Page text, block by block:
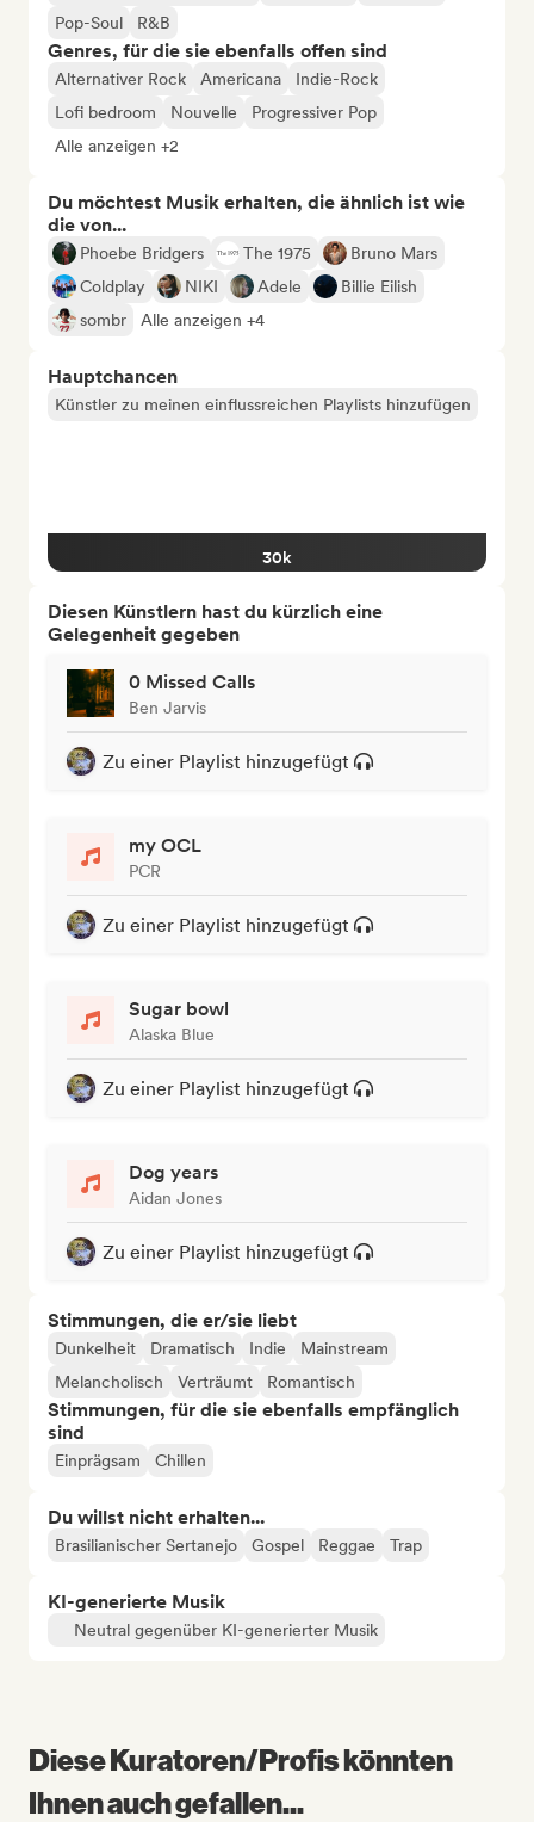
Pop-Soul
R&B
Genres, für die sie ebenfalls offen sind
Alternativer Rock Americana
Indie-Rock
Lofi bedroom
Nouvelle
Progressiver Pop
Alle anzeigen +2
Du möchtest Musik erhalten, die ähnlich ist wie
die von...
Phoebe Bridgers The 1975
Bruno Mars
Coldplay
NIKI Adele
Billie Eilish
sombr
Alle anzeigen +4
Hauptchancen
Künstler zu meinen einflussreichen Playlists hinzufügen
30k
Diesen Künstlern hast du kürzlich eine
Gelegenheit gegeben
0 Missed Calls
Ben Jarvis
Zu einer Playlist hinzugefügt
my OCL
PCR
Zu einer Playlist hinzugefügt
Sugar bowl
Alaska Blue
Zu einer Playlist hinzugefügt
Dog years
Aidan Jones
Zu einer Playlist hinzugefügt
Stimmungen, die er/sie liebt
Dunkelheit Dramatisch Indie
Mainstream
Melancholisch
Verträumt Romantisch
Stimmungen, für die sie ebenfalls empfänglich
sind
Einprägsam Chillen
Du willst nicht erhalten...
Brasilianischer Sertanejo Gospel Reggae Trap
KI-generierte Musik
Neutral gegenüber KI-generierter Musik
Diese Kuratoren/Profis könnten
Ihnen auch gefallen...